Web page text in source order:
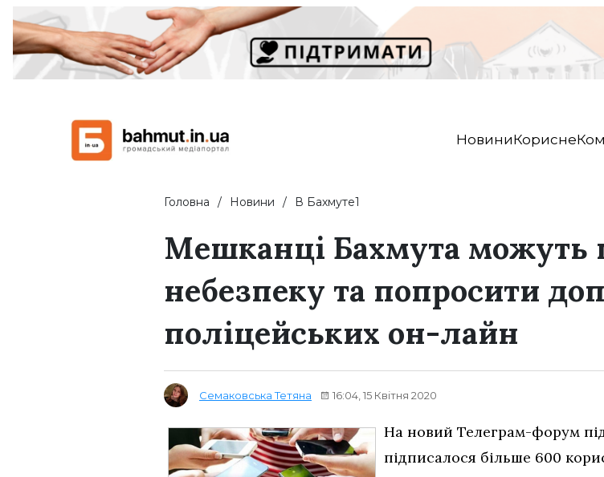
НовиниКорисне
Головна Новини В Бахмуте1
Мешканці Бахмута можуть
небезпеку та попросити
поліцейських он-лайн
Семаковська Тетяна 16:04, 15 Квітня 2020
На новий Телеграм-форум
підписалося більше 600